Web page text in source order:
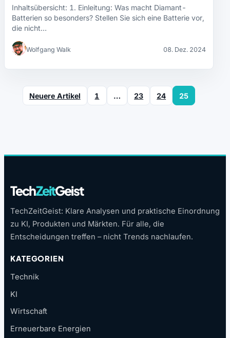
Inhaltsübersicht: 1. Einleitung: Was macht Diamant-
Batterien so besonders? Stellen Sie sich eine Batterie vor,
die nicht…
Wolfgang Walk 08. Dez. 2024
Neuere Artikel 1 … 23 24 25
TechZeitGeist
TechZeitGeist: Klare Analysen und praktische Einordnung
zu KI, Produkten und Märkten. Für alle, die
Entscheidungen treffen – nicht Trends nachlaufen.
KATEGORIEN
Technik
KI
Wirtschaft
Erneuerbare Energien